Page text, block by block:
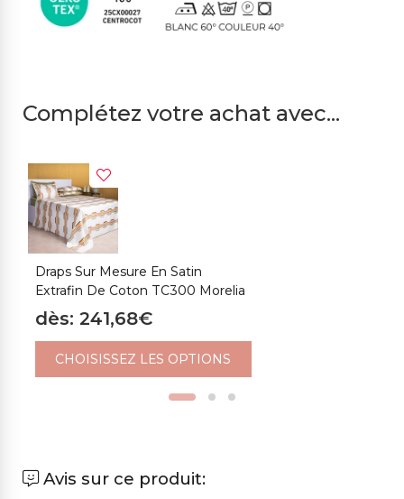
Complétez votre achat avec...
Draps Sur Mesure En Satin
Extrafin De Coton TC300 Morelia
dès: 241,68€
CHOISISSEZ LES OPTIONS
Avis sur ce produit: